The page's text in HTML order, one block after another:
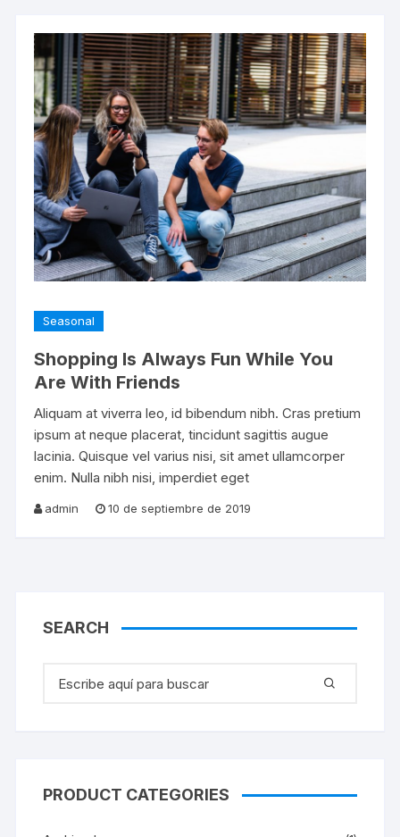
Seasonal
Shopping Is Always Fun While You
Are With Friends
Aliquam at viverra leo, id bibendum nibh. Cras pretium
ipsum at neque placerat, tincidunt sagittis augue
lacinia. Quisque vel varius nisi, sit amet ullamcorper
enim. Nulla nibh nisi, imperdiet eget
admin 10 de septiembre de 2019
SEARCH
PRODUCT CATEGORIES